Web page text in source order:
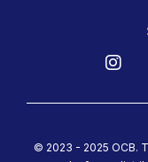
© 2023 - 2025 OCB.